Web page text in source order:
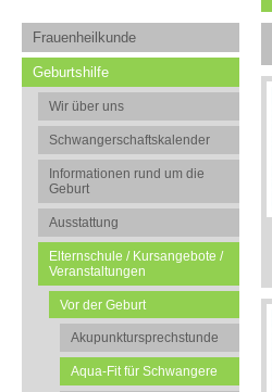
Frauenheilkunde
Geburtshilfe
Wir über uns
Schwangerschaftskalender
Informationen rund um die
Geburt
Ausstattung
Elternschule / Kursangebote /
Veranstaltungen
Vor der Geburt
Akupunktursprechstunde
Aqua-Fit für Schwangere